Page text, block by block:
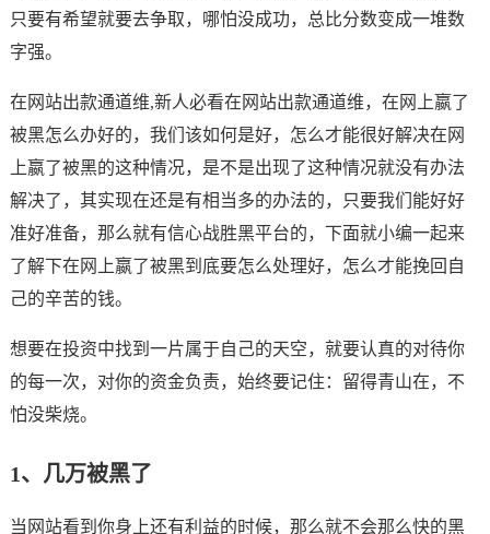
只要有希望就要去争取，哪怕没成功，总比分数变成一堆数
字强。
在网站出款通道维,新人必看在网站出款通道维，在网上嬴了
被黑怎么办好的，我们该如何是好，怎么才能很好解决在网
上嬴了被黑的这种情况，是不是出现了这种情况就没有办法
解决了，其实现在还是有相当多的办法的，只要我们能好好
准好准备，那么就有信心战胜黑平台的，下面就小编一起来
了解下在网上嬴了被黑到底要怎么处理好，怎么才能挽回自
己的辛苦的钱。
想要在投资中找到一片属于自己的天空，就要认真的对待你
的每一次，对你的资金负责，始终要记住：留得青山在，不
怕没柴烧。
1、几万被黑了
当网站看到你身上还有利益的时候，那么就不会那么快的黑